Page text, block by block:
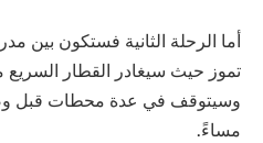
مساءً.